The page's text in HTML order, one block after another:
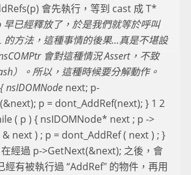
會先執行，等到 cast 成 T*
早已經釋放了，於是我們就等於呼叫
的方法，這種事情的後果…真是不堪設
會對這種情況 Assert，不致
）。所以，這種時候要分解動作。
nsIDOMNodenext; p-
p = dont_AddRef(next); } 1 2
( p ) { nsIDOMNode* next ; p ->
next ) ; p = dont_AddRef ( next ) ; }
經過 p->GetNext(&next); 之後，會
經有被執行過 “AddRef" 的物件，再用